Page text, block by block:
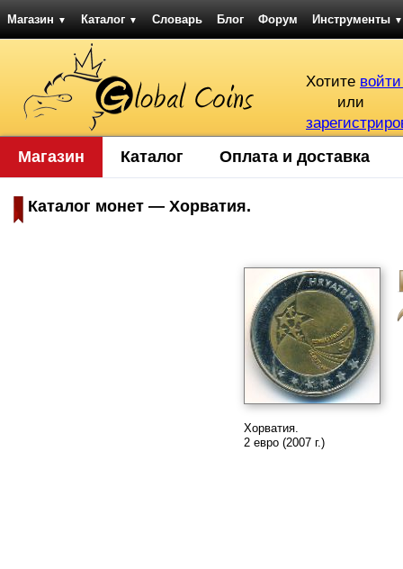
Магазин ▼ Каталог ▼ Словарь Блог Форум Инструменты ▼
Хотите
или
Магазин Каталог Оплата и доставка
Каталог монет — Хорватия.
Хорватия.
2 евро (2007 г.)